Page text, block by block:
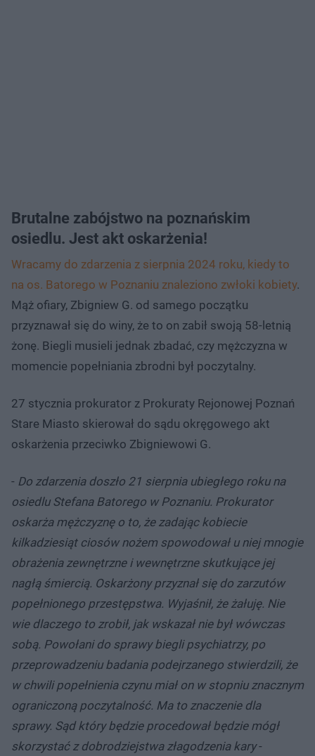
Brutalne zabójstwo na poznańskim
osiedlu. Jest akt oskarżenia!
Wracamy do zdarzenia z sierpnia 2024 roku, kiedy to
na os. Batorego w Poznaniu znaleziono zwłoki kobiety.
Mąż ofiary, Zbigniew G. od samego początku
przyznawał się do winy, że to on zabił swoją 58-letnią
żonę. Biegli musieli jednak zbadać, czy mężczyzna w
momencie popełniania zbrodni był poczytalny.
27 stycznia prokurator z Prokuraty Rejonowej Poznań
Stare Miasto skierował do sądu okręgowego akt
oskarżenia przeciwko Zbigniewowi G.
- Do zdarzenia doszło 21 sierpnia ubiegłego roku na
osiedlu Stefana Batorego w Poznaniu. Prokurator
oskarża mężczyznę o to, że zadając kobiecie
kilkadziesiąt ciosów nożem spowodował u niej mnogie
obrażenia zewnętrzne i wewnętrzne skutkujące jej
nagłą śmiercią. Oskarżony przyznał się do zarzutów
popełnionego przestępstwa. Wyjaśnił, że żałuję. Nie
wie dlaczego to zrobił, jak wskazał nie był wówczas
sobą. Powołani do sprawy biegli psychiatrzy, po
przeprowadzeniu badania podejrzanego stwierdzili, że
w chwili popełnienia czynu miał on w stopniu znacznym
ograniczoną poczytalność. Ma to znaczenie dla
sprawy. Sąd który będzie procedował będzie mógł
skorzystać z dobrodziejstwa złagodzenia kary-